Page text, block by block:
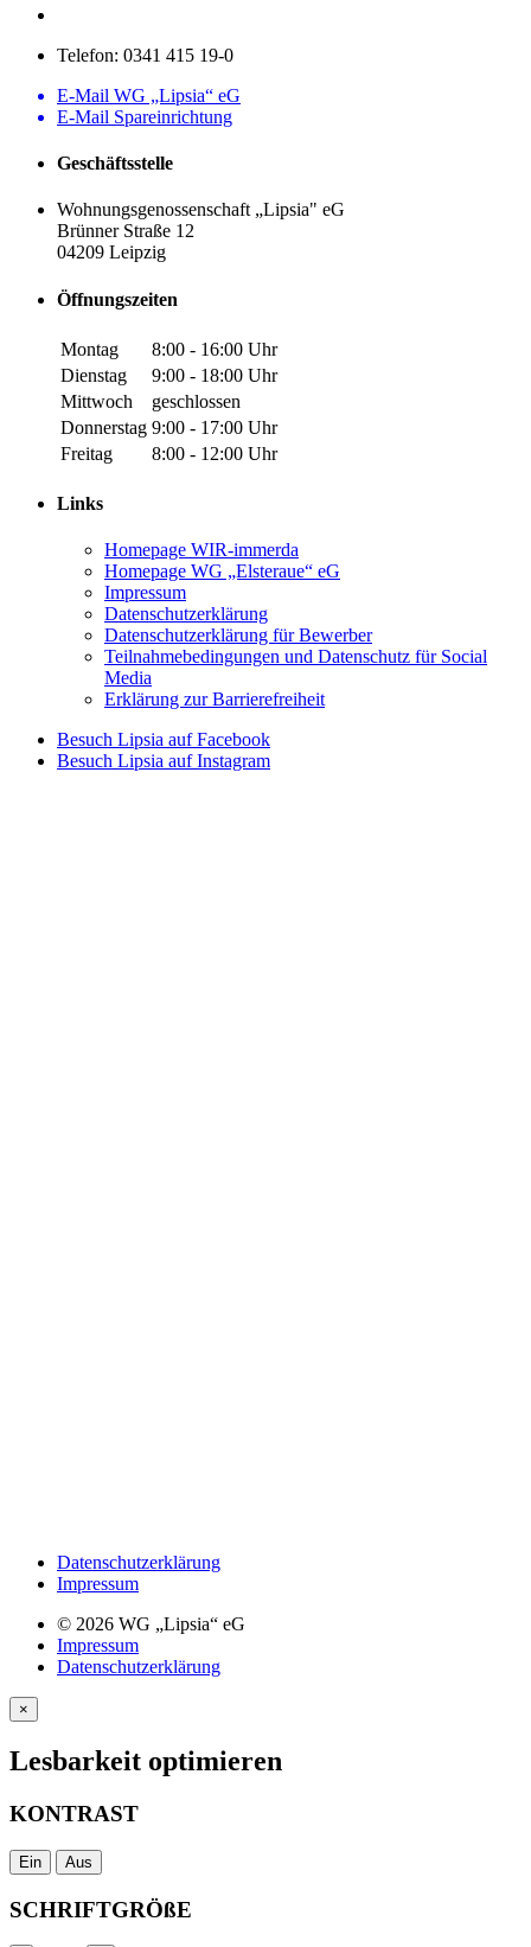
Telefon: 0341 415 19-0
E-Mail WG „Lipsia“ eG
E-Mail Spareinrichtung
Geschäftsstelle
Wohnungsgenossenschaft „Lipsia" eG
Brünner Straße 12
04209 Leipzig
Öffnungszeiten
Montag
8:00 - 16:00 Uhr
Dienstag
9:00 - 18:00 Uhr
Mittwoch
geschlossen
Donnerstag 9:00 - 17:00 Uhr
Freitag
8:00 - 12:00 Uhr
Links
Homepage WIR-immerda
Homepage WG „Elsteraue“ eG
Impressum
Datenschutzerklärung
Datenschutzerklärung für Bewerber
Teilnahmebedingungen und Datenschutz für Social
Media
Erklärung zur Barrierefreiheit
Zu
unserer
Besuch Lipsia auf Facebook
Zu
Besuch Lipsia auf Instagram
Datenschutzerklärung
Impressum
© 2026 WG „Lipsia“ eG
Impressum
Datenschutzerklärung
×
Lesbarkeit optimieren
KONTRAST
Ein Aus
SCHRIFTGRÖßE